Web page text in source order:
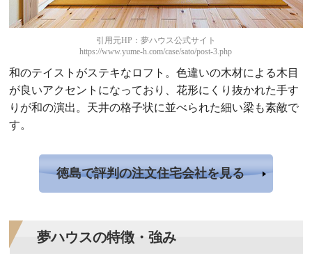
引用元HP：夢ハウス公式サイト
https://www.yume-h.com/case/sato/post-3.php
和のテイストがステキなロフト。色違いの木材による木目
が良いアクセントになっており、花形にくり抜かれた手す
りが和の演出。天井の格子状に並べられた細い梁も素敵で
す。
徳島で評判の注文住宅会社を見る
夢ハウスの特徴・強み